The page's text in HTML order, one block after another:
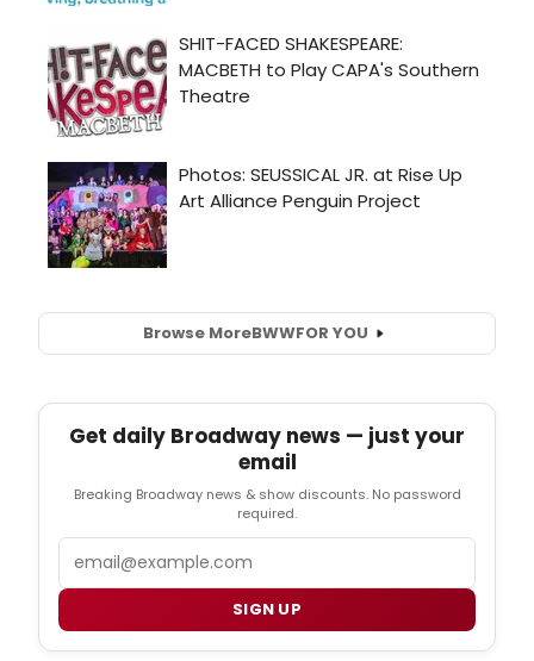
Browse MoreBWWFOR YOU
Get daily Broadway news — just your
email
Breaking Broadway news & show discounts. No password
required.
SIGN UP